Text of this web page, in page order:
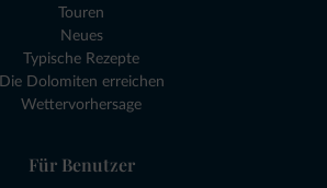
Touren
Neues
Typische Rezepte
Die Dolomiten erreichen
Wettervorhersage
Für Benutzer